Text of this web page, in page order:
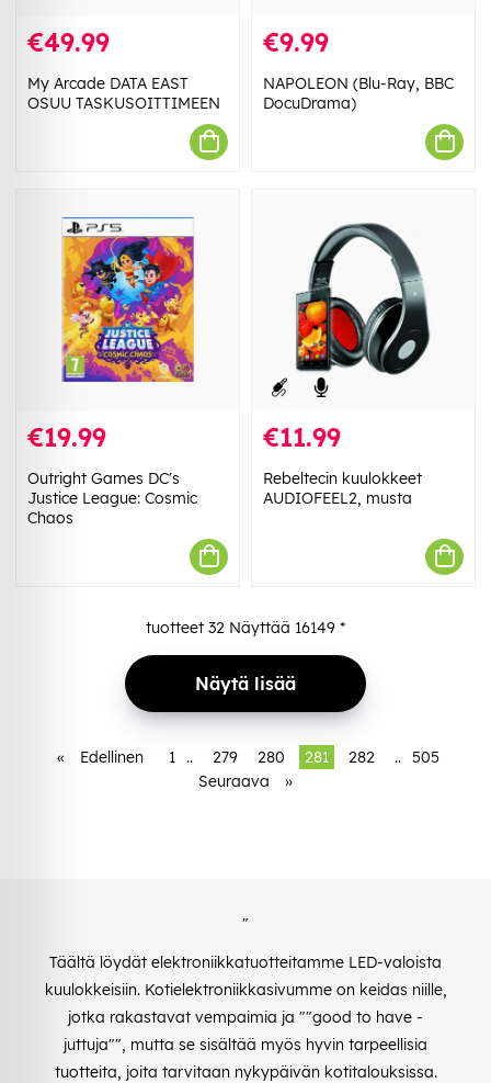
€49.99
My Arcade DATA EAST
OSUU TASKUSOITTIMEEN
€9.99
NAPOLEON (Blu-Ray, BBC
DocuDrama)
€19.99
Outright Games DC's
Justice League: Cosmic
Chaos
€11.99
Rebeltecin kuulokkeet
AUDIOFEEL2, musta
tuotteet 32 Näyttää 16149 *
Näytä lisää
« Edellinen 1 .. 279 280 281 282 .. 505
Seuraava
»
"
Täältä löydät elektroniikkatuotteitamme LED-valoista
kuulokkeisiin. Kotielektroniikkasivumme on keidas niille,
jotka rakastavat vempaimia ja ""good to have -
juttuja"", mutta se sisältää myös hyvin tarpeellisia
tuotteita, joita tarvitaan nykypäivän kotitalouksissa.